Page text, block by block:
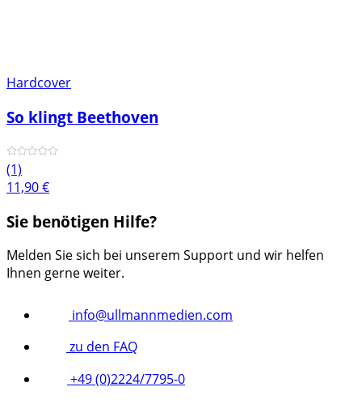
Hardcover
So klingt Beethoven
(1)
11,90€
Sie benötigen Hilfe?
Melden Sie sich bei unserem Support und wir helfen
Ihnen gerne weiter.
info@ullmannmedien.com
zu den FAQ
+49 (0)2224/7795-0